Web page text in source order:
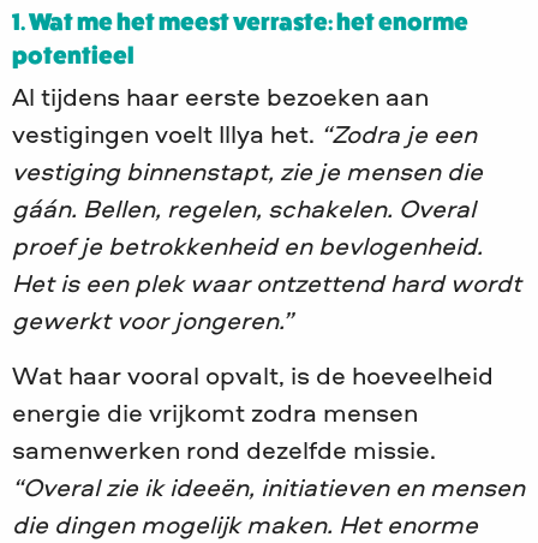
1. Wat me het meest verraste: het enorme
potentieel
Al tijdens haar eerste bezoeken aan
vestigingen voelt Illya het. “Zodra je een
vestiging binnenstapt, zie je mensen die
gáán. Bellen, regelen, schakelen. Overal
proef je betrokkenheid en bevlogenheid.
Het is een plek waar ontzettend hard wordt
gewerkt voor jongeren.”
Wat haar vooral opvalt, is de hoeveelheid
energie die vrijkomt zodra mensen
samenwerken rond dezelfde missie.
“Overal zie ik ideeën, initiatieven en mensen
die dingen mogelijk maken. Het enorme